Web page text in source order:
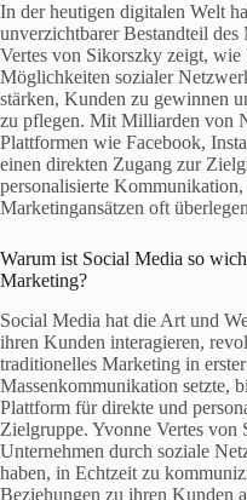
In der heutigen digitalen Welt
unverzichtbarer Bestandteil
Vertes von Sikorszky zeigt, wie
Möglichkeiten sozialer
stärken, Kunden zu gewinnen
zu pflegen. Mit Milliarden von
Plattformen wie Facebook,
einen direkten Zugang zur
personalisierte
Marketingansätzen oft
Warum ist Social Media so
Marketing?
Social Media hat die Art und
ihren Kunden interagieren,
traditionelles Marketing in
Massenkommunikation setzte,
Plattform für direkte und
Zielgruppe. Yvonne Vertes von
Unternehmen durch soziale
haben, in Echtzeit zu
Beziehungen zu ihren Kunden